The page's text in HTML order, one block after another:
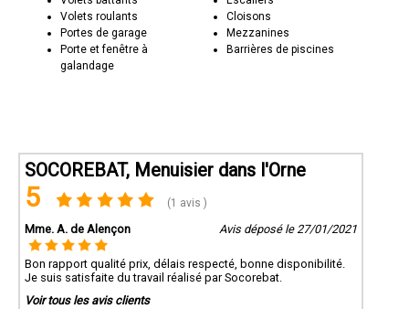
Volets roulants
Portes de garage
Porte et fenêtre à
galandage
Cloisons
Mezzanines
Barrières de piscines
SOCOREBAT, Menuisier dans l'Orne
5 (1 avis )
Mme. A. de Alençon Avis déposé le 27/01/2021
Bon rapport qualité prix, délais respecté, bonne disponibilité.
Je suis satisfaite du travail réalisé par Socorebat.
Voir tous les avis clients